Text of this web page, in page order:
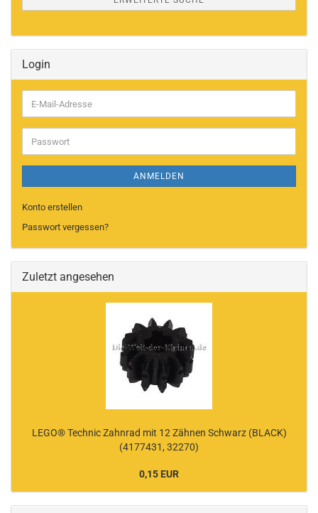
Login
E-
Mail-
Adresse
Passwort
ANMELDEN
Konto erstellen
Passwort vergessen?
Zuletzt angesehen
LEGO® Technic Zahnrad mit 12 Zähnen Schwarz (BLACK)
(4177431, 32270)
0,15 EUR